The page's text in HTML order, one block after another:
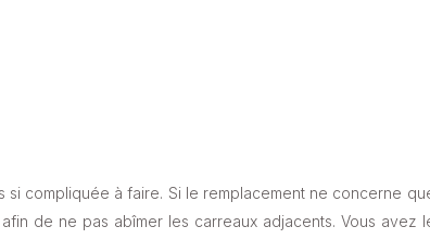
compliquée à faire. Si le remplacement ne concerne
de ne pas abîmer les carreaux adjacents. Vous avez